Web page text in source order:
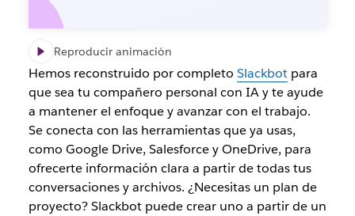
Reproducir animación
Hemos reconstruido por completo Slackbotpara
que sea tu compañero personal con IA y te ayude
a mantener el enfoque y avanzar con el trabajo.
Se conecta con las herramientas que ya usas,
como Google Drive, Salesforce y OneDrive, para
ofrecerte información clara a partir de todas tus
conversaciones y archivos. ¿Necesitas un plan de
proyecto? Slackbot puede crear uno a partir de un